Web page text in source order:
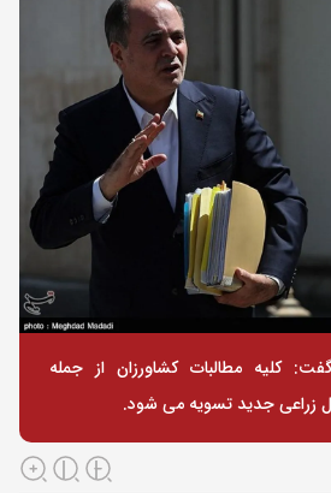
کلیه مطالبات کشاورزان از جمله
زراعی جدید تسویه می شود.